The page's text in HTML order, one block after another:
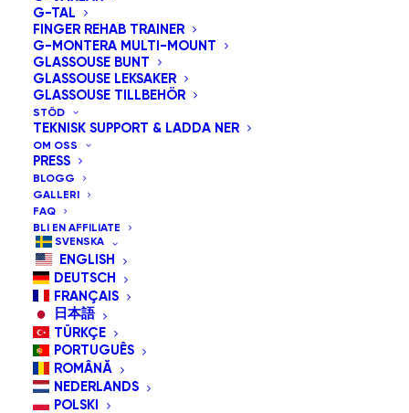
G-TAL
FINGER REHAB TRAINER
G-MONTERA MULTI-MOUNT
GLASSOUSE BUNT
GLASSOUSE LEKSAKER
GLASSOUSE TILLBEHÖR
STÖD
TEKNISK SUPPORT & LADDA NER
OM OSS
PRESS
BLOGG
GALLERI
FAQ
BLI EN AFFILIATE
SVENSKA
ENGLISH
DEUTSCH
FRANÇAIS
日本語
TÜRKÇE
PORTUGUÊS
ROMÂNĂ
NEDERLANDS
POLSKI